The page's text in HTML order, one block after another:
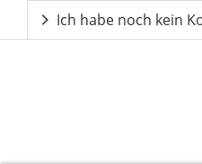
Ich habe noch kein